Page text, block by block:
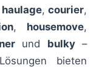
haulage, courier,
, housemove,
und bulky–
bieten